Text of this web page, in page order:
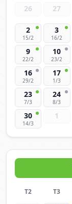
26 27
2
15/2
3
16/2
9
22/2
10
23/2
16
29/2
17
1/3
23
7/3
24
8/3
30
14/3
1
T2 T3